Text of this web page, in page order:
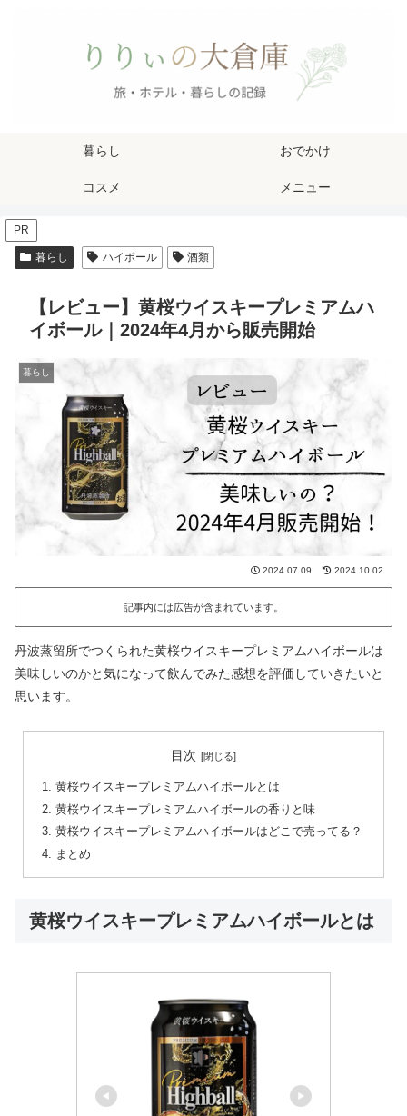
暮らし おでかけ
コスメ メニュー
PR
暮らし ハイボール 酒類
【レビュー】黄桜ウイスキープレミアムハ
イボール｜2024年4月から販売開始
暮らし
2024.07.09 2024.10.02
記事内には広告が含まれています。
丹波蒸留所でつくられた黄桜ウイスキープレミアムハイボールは
美味しいのかと気になって飲んでみた感想を評価していきたいと
思います。
目次
黄桜ウイスキープレミアムハイボールとは
黄桜ウイスキープレミアムハイボールの香りと味
黄桜ウイスキープレミアムハイボールはどこで売ってる？
まとめ
黄桜ウイスキープレミアムハイボールとは